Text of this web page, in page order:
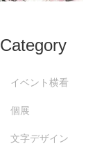
Category
イベント横看
個展
文字デザイン